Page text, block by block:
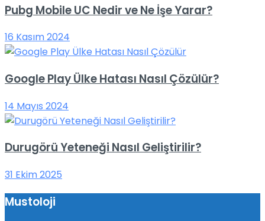
Pubg Mobile UC Nedir ve Ne İşe Yarar?
16 Kasım 2024
Google Play Ülke Hatası Nasıl Çözülür?
14 Mayıs 2024
Durugörü Yeteneği Nasıl Geliştirilir?
31 Ekim 2025
Mustoloji